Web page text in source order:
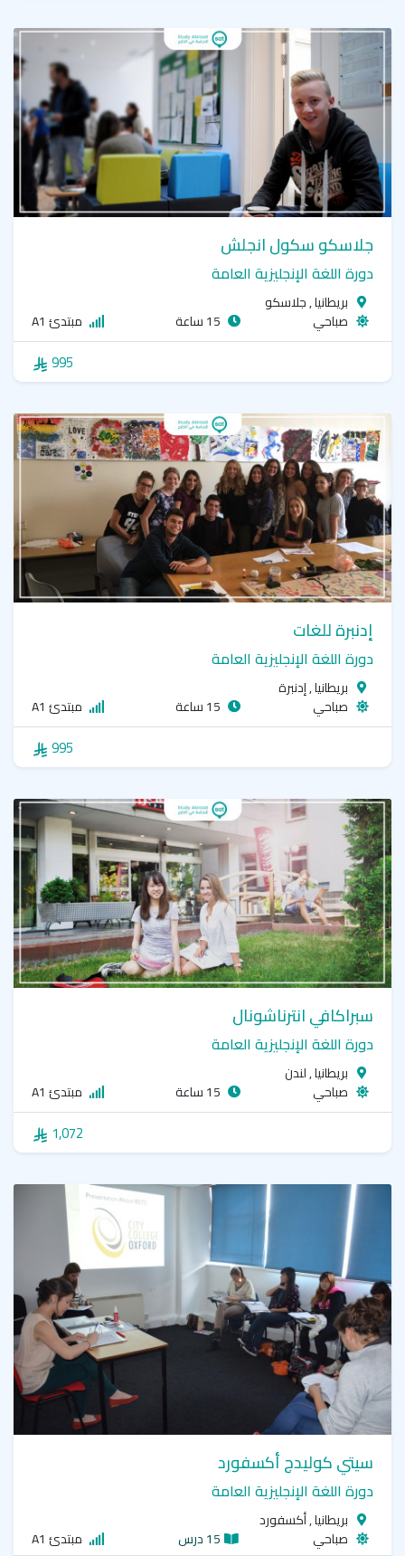
جلاسكو سكول انجلش
دورة اللغة الإنجليزية العامة
بريطانيا , جلاسكو
صباحي
مبتدئ A1
995
إدنبرة للغات
دورة اللغة الإنجليزية العامة
بريطانيا , إدنبرة
صباحي
مبتدئ A1
995
سبراكافي انترناشونال
دورة اللغة الإنجليزية العامة
بريطانيا , لندن
صباحي
مبتدئ A1
1,072
سيتي كوليدج أكسفورد
دورة اللغة الإنجليزية العامة
بريطانيا , أكسفورد
صباحي
15 درس مبتدئ A1